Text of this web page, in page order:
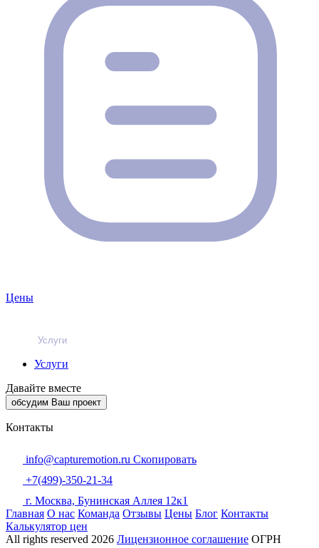
Цены
Услуги
Услуги
Давайте вместе
обсудим Ваш проект
Контакты
info@capturemotion.ru Скопировать
+7(499)-350-21-34
г. Москва, Бунинская Аллея 12к1
Главная О нас Команда Отзывы Цены Блог Контакты
Калькулятор цен
All rights reserved 2026 Лицензионное соглашение ОГРН